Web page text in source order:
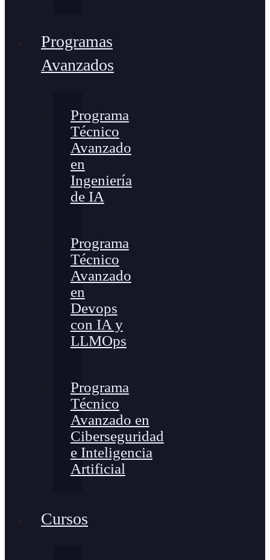
Programas
Avanzados
Programa
Técnico
Avanzado
en
Ingeniería
de IA
Programa
Técnico
Avanzado
en
Devops
con IA y
LLMOps
Programa
Técnico
Avanzado en
Ciberseguridad
e Inteligencia
Artificial
Cursos